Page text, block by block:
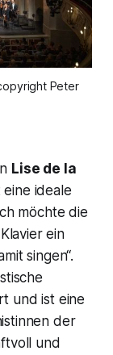
Peter
Lise de la
ideale
möchte die
ein
singen“.
und ist eine
der
und